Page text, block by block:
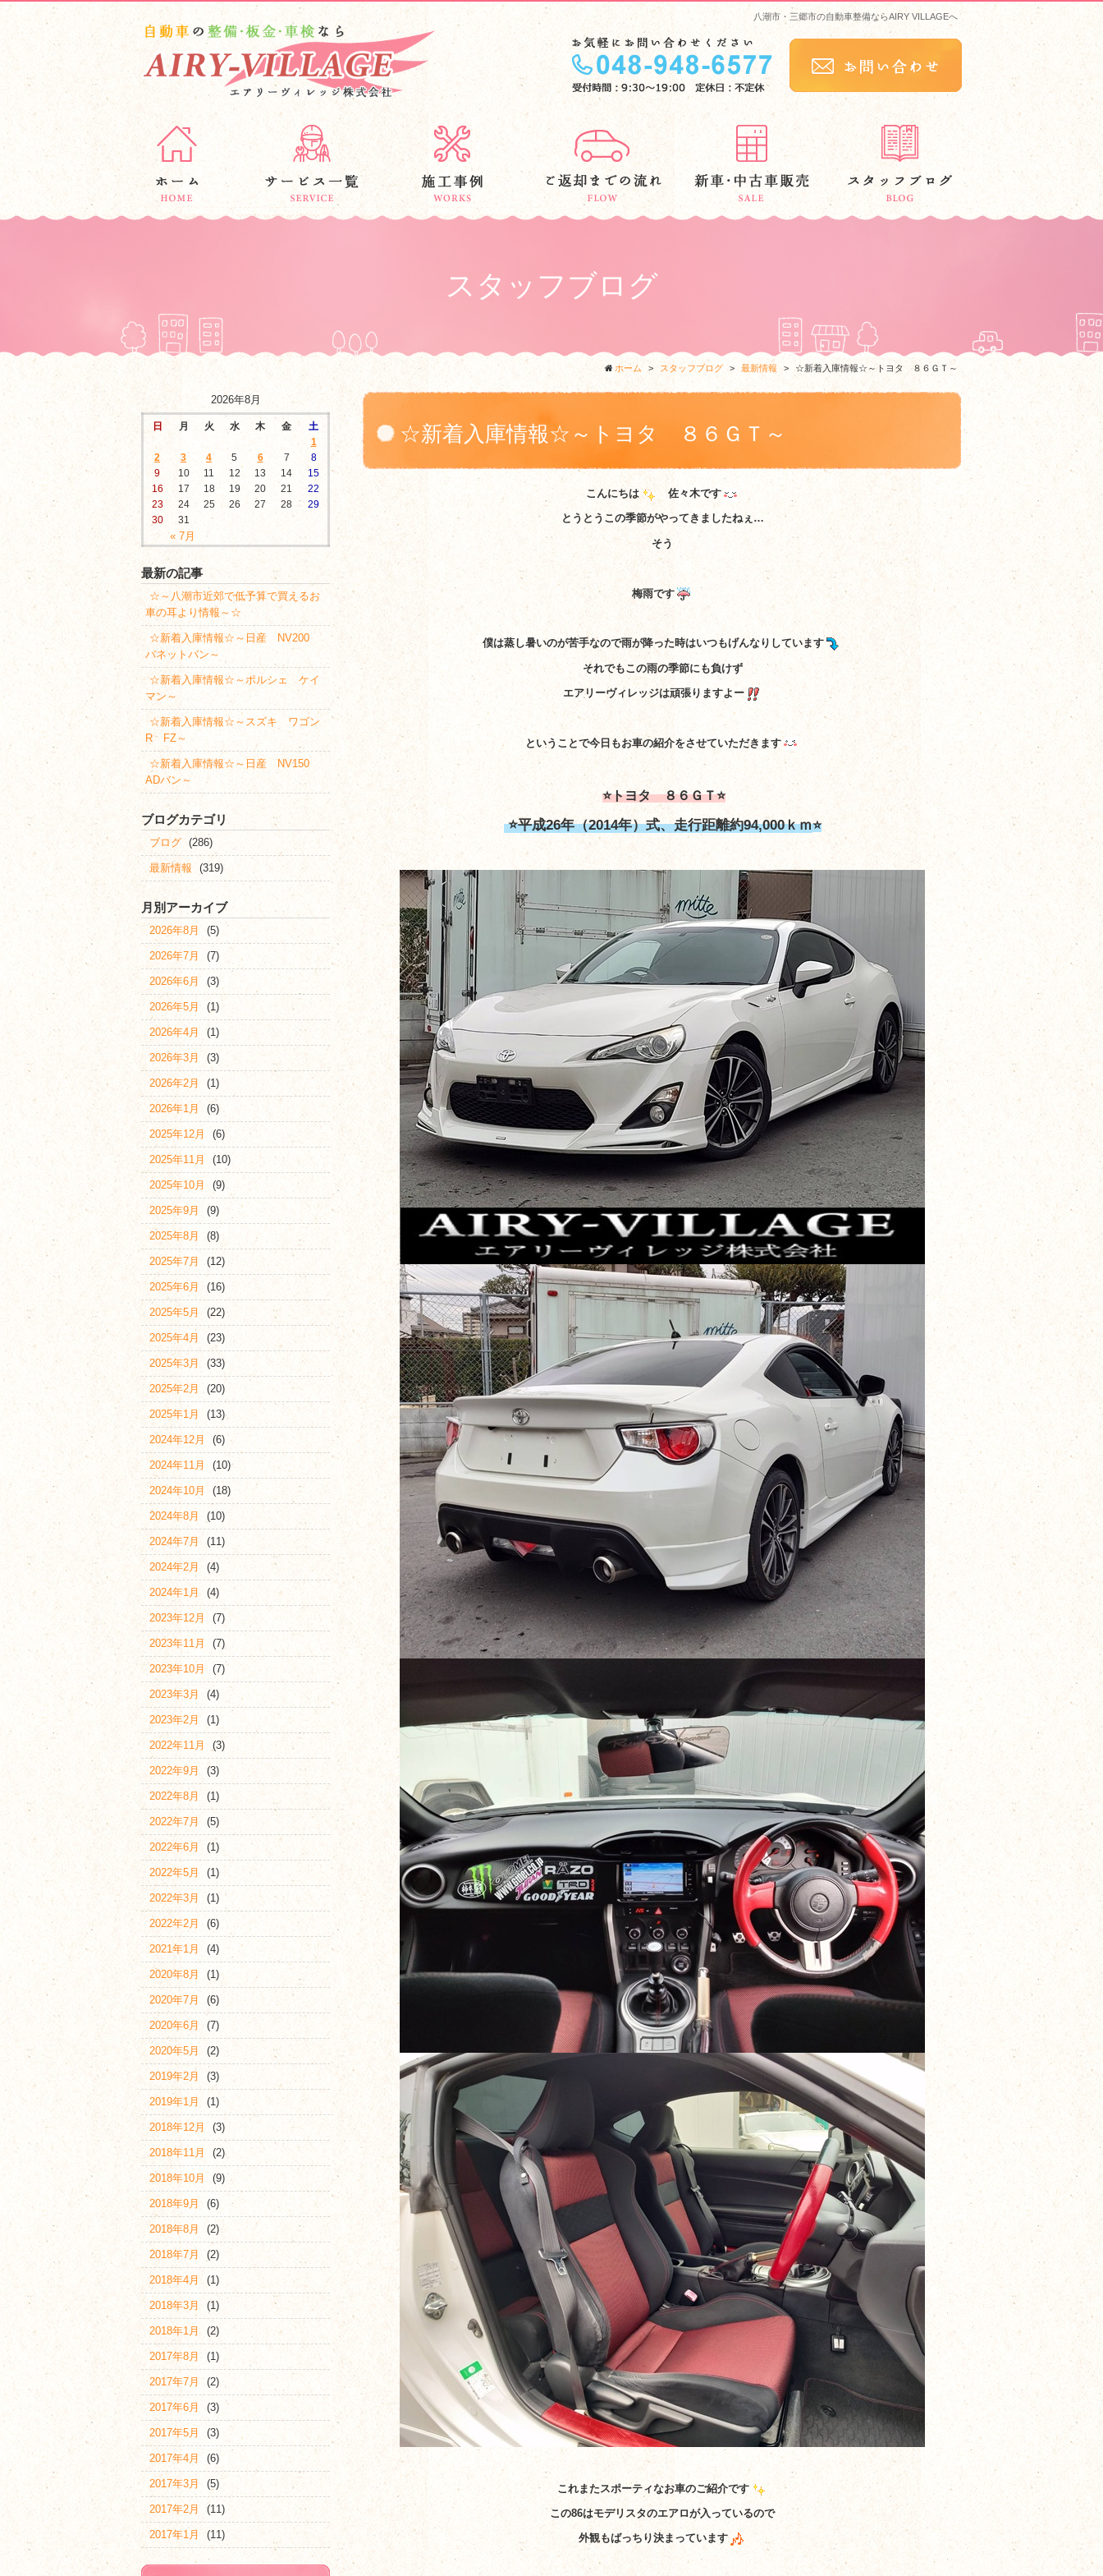
八潮市・三郷市の自動車整備ならAIRY VILLAGEへ
スタッフブログ
ホーム > スタッフブログ > 最新情報 > ☆新着入庫情報☆～トヨタ ８６ＧＴ～
☆新着入庫情報☆～トヨタ ８６ＧＴ～
こんにちは 佐々木です
とうとうこの季節がやってきましたねぇ…
そう
梅雨です
僕は蒸し暑いのが苦手なので雨が降った時はいつもげんなりしています
それでもこの雨の季節にも負けず
エアリーヴィレッジは頑張りますよー
ということで今日もお車の紹介をさせていただきます
⭐トヨタ ８６ＧＴ⭐
⭐平成26年（2014年）式、走行距離約94,000ｋｍ⭐
これまたスポーティなお車のご紹介です
この86はモデリスタのエアロが入っているので
外観もばっちり決まっています
2026年8月
日 月 火 水 木 金 土
« 7月
1
2
3 4 5 6 7
8
9
10 11 12 13 14
15
16
17 18 19 20 21
22
23
24 25 26 27 28
29
30
31
最新の記事
☆～八潮市近郊で低予算で買えるお
車の耳より情報～☆
☆新着入庫情報☆～日産 NV200
バネットバン～
☆新着入庫情報☆～ポルシェ ケイ
マン～
☆新着入庫情報☆～スズキ ワゴン
R FZ～
☆新着入庫情報☆～日産 NV150
ADバン～
ブログカテゴリ
ブログ (286)
最新情報 (319)
月別アーカイブ
2026年8月 (5)
2026年7月 (7)
2026年6月 (3)
2026年5月 (1)
2026年4月 (1)
2026年3月 (3)
2026年2月 (1)
2026年1月 (6)
2025年12月 (6)
2025年11月 (10)
2025年10月 (9)
2025年9月 (9)
2025年8月 (8)
2025年7月 (12)
2025年6月 (16)
2025年5月 (22)
2025年4月 (23)
2025年3月 (33)
2025年2月 (20)
2025年1月 (13)
2024年12月 (6)
2024年11月 (10)
2024年10月 (18)
2024年8月 (10)
2024年7月 (11)
2024年2月 (4)
2024年1月 (4)
2023年12月 (7)
2023年11月 (7)
2023年10月 (7)
2023年3月 (4)
2023年2月 (1)
2022年11月 (3)
2022年9月 (3)
2022年8月 (1)
2022年7月 (5)
2022年6月 (1)
2022年5月 (1)
2022年3月 (1)
2022年2月 (6)
2021年1月 (4)
2020年8月 (1)
2020年7月 (6)
2020年6月 (7)
2020年5月 (2)
2019年2月 (3)
2019年1月 (1)
2018年12月 (3)
2018年11月 (2)
2018年10月 (9)
2018年9月 (6)
2018年8月 (2)
2018年7月 (2)
2018年4月 (1)
2018年3月 (1)
2018年1月 (2)
2017年8月 (1)
2017年7月 (2)
2017年6月 (3)
2017年5月 (3)
2017年4月 (6)
2017年3月 (5)
2017年2月 (11)
2017年1月 (11)